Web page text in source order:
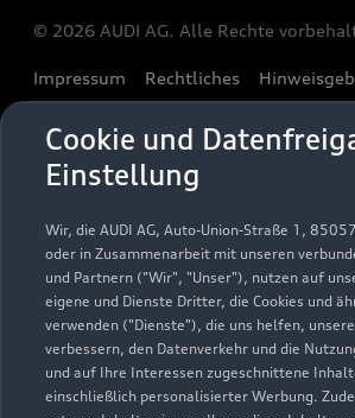
Cookie und
Einstellung
Wir, die AUDI AG, Auto-Union-Straße 1,
oder in Zusammenarbeit mit unseren
und Partnern ("Wir", "Unser"), nutzen auf
eigene und Dienste Dritter, die Cookies und
verwenden ("Dienste"), die uns helfen,
verbessern, den Datenverkehr und die
und auf Ihre Interessen zugeschnittene
einschließlich personalisierter Werbung.
Audi Online Beratung
Online-Terminvereinbarung
Servicekontakt
Bordbuch & Bedienungsanleitungen
Verträge kündigen
Datenschutz
Audi erleben
© 2026 AUDI AG. Alle Rechte
Impressum Rechtliches
Cookie-Richtlinie
Barrierefreiheit
Digital Services Act
Ein Service der AUTOHAUSEN® AG, In
Offenburg in Kooperation mit unseren
Der gezeigte Ankaufswert spiegelt den
Ihres Gebrauchten für den Ankauf oder
durch den Händler wider. Wir nutzen